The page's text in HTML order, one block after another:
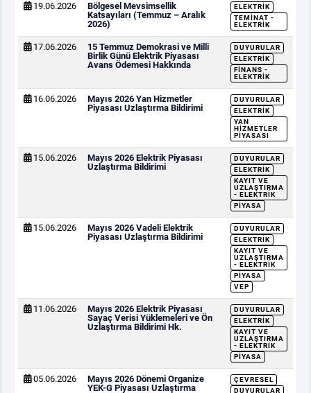
19.06.2026
Bölgesel Mevsimsellik
Katsayıları (Temmuz – Aralık
2026)
ELEKTRIK
TEMINAT -
ELEKTRIK
17.06.2026
15 Temmuz Demokrasi ve Milli
Birlik Günü Elektrik Piyasası
Avans Ödemesi Hakkında
DUYURULAR
ELEKTRIK
FINANS -
ELEKTRIK
16.06.2026
Mayıs 2026 Yan Hizmetler
Piyasası Uzlaştırma Bildirimi
DUYURULAR
ELEKTRIK
YAN
HIZMETLER
PIYASASI
15.06.2026
Mayıs 2026 Elektrik Piyasası
Uzlaştırma Bildirimi
DUYURULAR
ELEKTRIK
KAYIT VE
UZLAŞTIRMA
- ELEKTRIK
PIYASA
15.06.2026
Mayıs 2026 Vadeli Elektrik
Piyasası Uzlaştırma Bildirimi
DUYURULAR
ELEKTRIK
KAYIT VE
UZLAŞTIRMA
- ELEKTRIK
PIYASA
VEP
11.06.2026
Mayıs 2026 Elektrik Piyasası
Sayaç Verisi Yüklemeleri ve Ön
Uzlaştırma Bildirimi Hk.
DUYURULAR
ELEKTRIK
KAYIT VE
UZLAŞTIRMA
- ELEKTRIK
PIYASA
05.06.2026
Mayıs 2026 Dönemi Organize
YEK-G Piyasası Uzlaştırma
ÇEVRESEL
DUYURULAR